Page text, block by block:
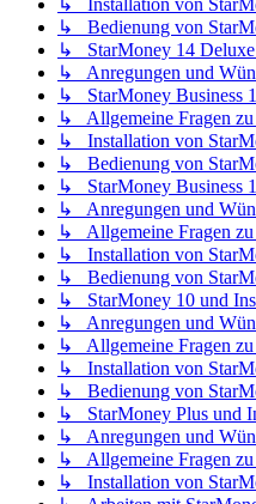
↳ Installation von
↳ Bedienung von
↳ StarMoney 14 Deluxe
↳ Anregungen und
↳ StarMoney Business
↳ Allgemeine Fragen zu
↳ Installation von
↳ Bedienung von
↳ StarMoney Business
↳ Anregungen und
↳ Allgemeine Fragen zu
↳ Installation von
↳ Bedienung von
↳ StarMoney 10 und
↳ Anregungen und
↳ Allgemeine Fragen zu
↳ Installation von
↳ Bedienung von
↳ StarMoney Plus und
↳ Anregungen und
↳ Allgemeine Fragen zu
↳ Installation von